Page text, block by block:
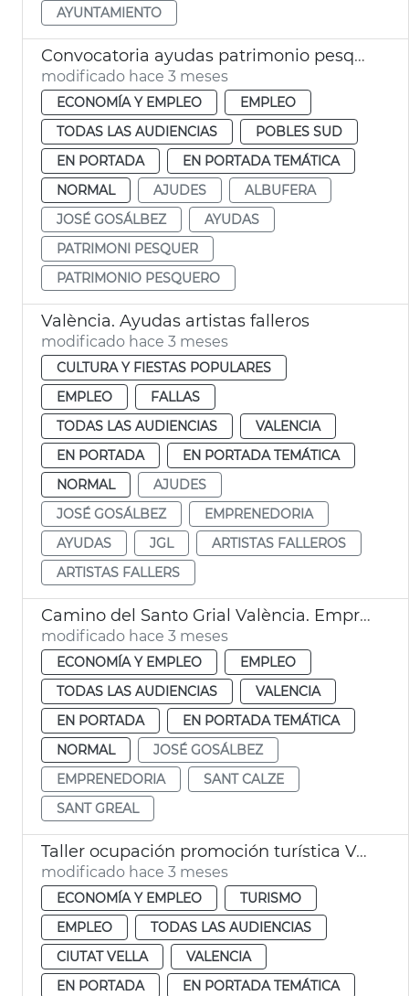
AYUNTAMIENTO
Convocatoria ayudas patrimonio pesquero València 2026
modificado hace 3 meses
ECONOMÍA Y EMPLEO
EMPLEO
TODAS LAS AUDIENCIAS
POBLES SUD
EN PORTADA
EN PORTADA TEMÁTICA
NORMAL
AJUDES
ALBUFERA
JOSÉ GOSÁLBEZ
AYUDAS
PATRIMONI PESQUER
PATRIMONIO PESQUERO
València. Ayudas artistas falleros
modificado hace 3 meses
CULTURA Y FIESTAS POPULARES
EMPLEO
FALLAS
TODAS LAS AUDIENCIAS
VALENCIA
EN PORTADA
EN PORTADA TEMÁTICA
NORMAL
AJUDES
JOSÉ GOSÁLBEZ
EMPRENEDORIA
AYUDAS
JGL
ARTISTAS FALLEROS
ARTISTAS FALLERS
Camino del Santo Grial València. Emprendimiento cultural
modificado hace 3 meses
ECONOMÍA Y EMPLEO
EMPLEO
TODAS LAS AUDIENCIAS
VALENCIA
EN PORTADA
EN PORTADA TEMÁTICA
NORMAL
JOSÉ GOSÁLBEZ
EMPRENEDORIA
SANT CALZE
SANT GREAL
Taller ocupación promoción turística València
modificado hace 3 meses
ECONOMÍA Y EMPLEO
TURISMO
EMPLEO
TODAS LAS AUDIENCIAS
CIUTAT VELLA
VALENCIA
EN PORTADA
EN PORTADA TEMÁTICA